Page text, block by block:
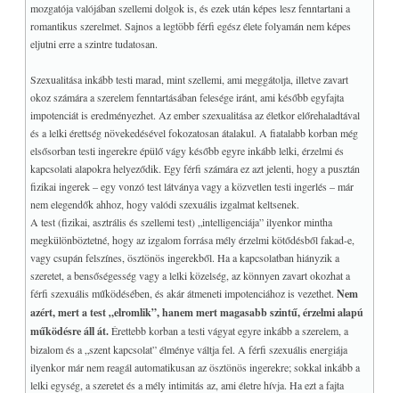
mozgatója valójában szellemi dolgok is, és ezek után képes lesz fenntartani a
romantikus szerelmet. Sajnos a legtöbb férfi egész élete folyamán nem képes
eljutni erre a szintre tudatosan.
Szexualitása inkább testi marad, mint szellemi, ami meggátolja, illetve zavart
okoz számára a szerelem fenntartásában felesége iránt, ami később egyfajta
impotenciát is eredményezhet. Az ember szexualitása az életkor előrehaladtával
és a lelki érettség növekedésével fokozatosan átalakul. A fiatalabb korban még
elsősorban testi ingerekre épülő vágy később egyre inkább lelki, érzelmi és
kapcsolati alapokra helyeződik. Egy férfi számára ez azt jelenti, hogy a pusztán
fizikai ingerek – egy vonzó test látványa vagy a közvetlen testi ingerlés – már
nem elegendők ahhoz, hogy valódi szexuális izgalmat keltsenek.
A test (fizikai, asztrális és szellemi test) „intelligenciája” ilyenkor mintha
megkülönböztetné, hogy az izgalom forrása mély érzelmi kötődésből fakad-e,
vagy csupán felszínes, ösztönös ingerekből. Ha a kapcsolatban hiányzik a
szeretet, a bensőségesség vagy a lelki közelség, az könnyen zavart okozhat a
férfi szexuális működésében, és akár átmeneti impotenciához is vezethet.Nem
azért, mert a test „elromlik”, hanem mert magasabb szintű, érzelmi alapú
működésre áll át.Érettebb korban a testi vágyat egyre inkább a szerelem, a
bizalom és a „szent kapcsolat” élménye váltja fel. A férfi szexuális energiája
ilyenkor már nem reagál automatikusan az ösztönös ingerekre; sokkal inkább a
lelki egység, a szeretet és a mély intimitás az, ami életre hívja. Ha ezt a fajta